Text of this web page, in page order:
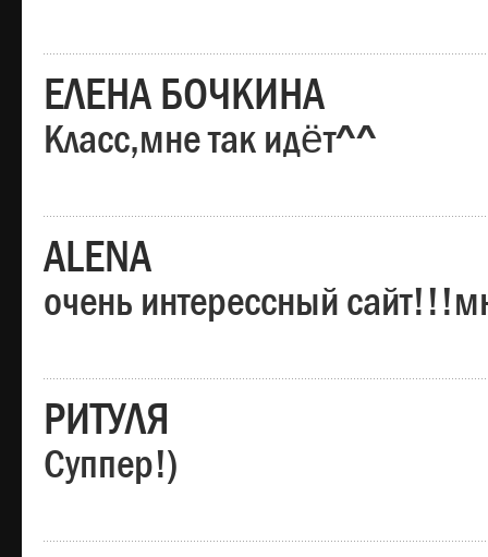
ЕЛЕНА БОЧКИНА
Класс,мне так идёт^^
ALENA
очень интерессный
РИТУЛЯ
Суппер!)